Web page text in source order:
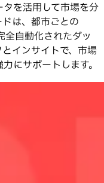
を活用して市場を分
は、都市ごとの
自動化されたダッ
インサイトで、市場
にサポートします。